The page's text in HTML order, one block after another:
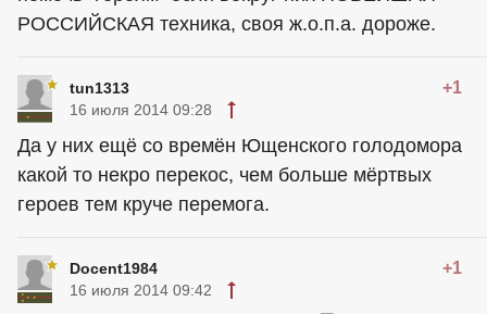
РОССИЙСКАЯ техника, своя ж.о.п.а. дороже.
tun1313 +1
16 июля 2014 09:28
Да у них ещё со времён Ющенского голодомора
какой то некро перекос, чем больше мёртвых
героев тем круче перемога.
Docent1984 +1
16 июля 2014 09:42